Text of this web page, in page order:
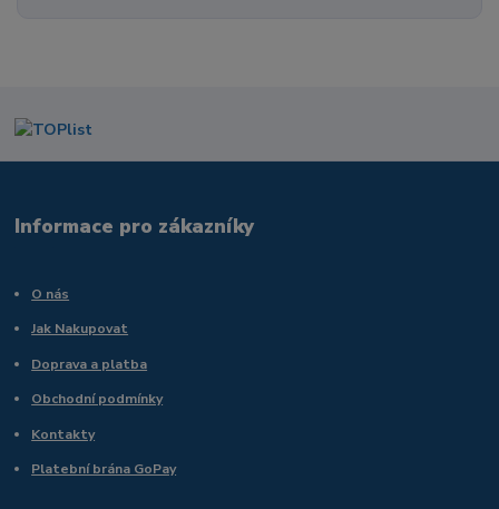
Informace pro zákazníky
O nás
Jak Nakupovat
Doprava a platba
Obchodní podmínky
Kontakty
Platební brána GoPay